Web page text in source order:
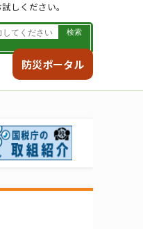
防災ポータル
しください。